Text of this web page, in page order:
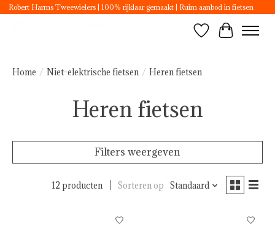
Robert Harms Tweewielers | 100% rijklaar gemaakt | Ruim aanbod in fietsen
Verlanglijst
Home / Niet-elektrische fietsen / Heren fietsen
Heren fietsen
Filters weergeven
12 producten Sorteren op Standaard